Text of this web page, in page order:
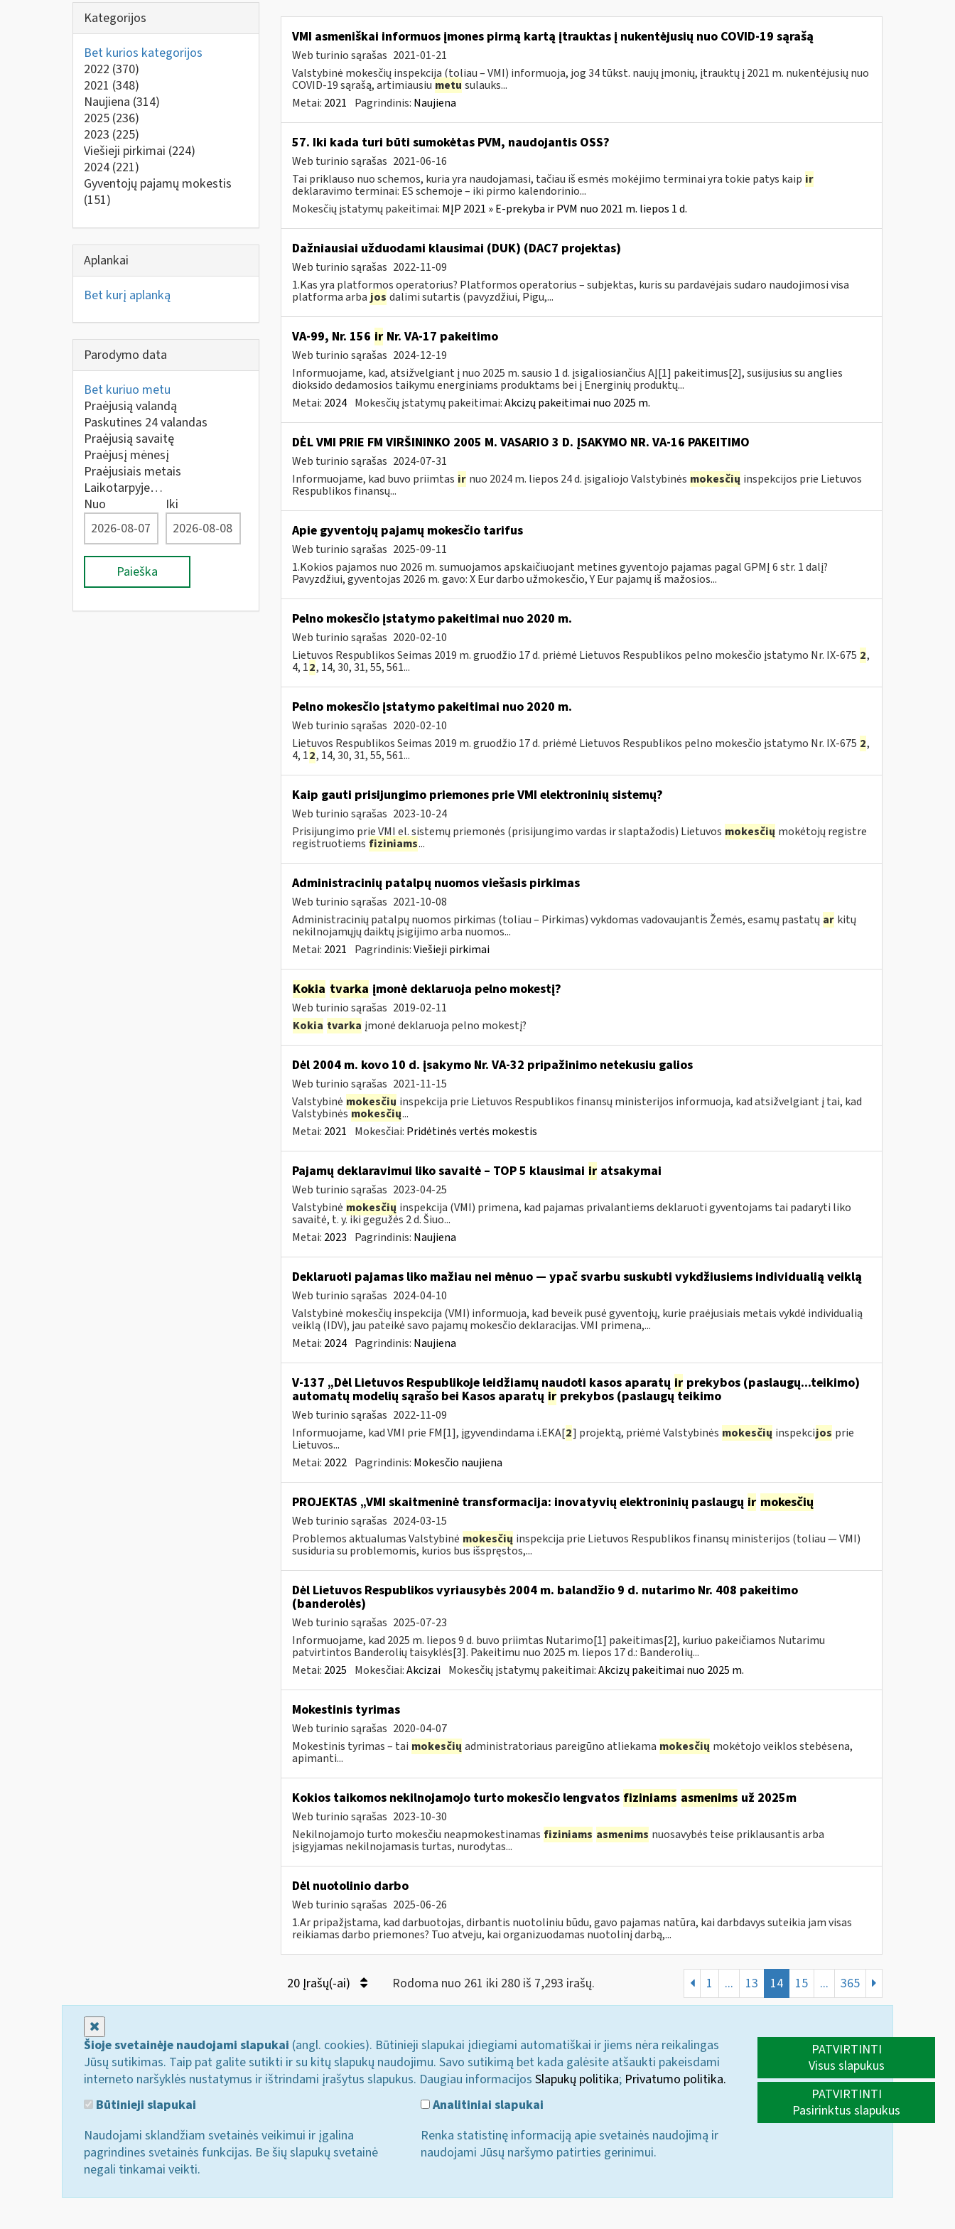
Kategorijos
Bet kurios kategorijos
2022 (370)
2021 (348)
Naujiena (314)
2025 (236)
2023 (225)
Viešieji pirkimai (224)
2024 (221)
Gyventojų pajamų mokestis
(151)
Aplankai
Bet kurį aplanką
Parodymo data
Bet kuriuo metu
Praėjusią valandą
Paskutines 24 valandas
Praėjusią savaitę
Praėjusį mėnesį
Praėjusiais metais
Laikotarpyje…
Nuo
Iki
Paieška
VMI asmeniškai informuos įmones pirmą kartą įtrauktas į nukentėjusių nuo COVID-19 sąrašą
Web turinio sąrašas 2021-01-21
Valstybinė mokesčių inspekcija (toliau – VMI) informuoja, jog 34 tūkst. naujų įmonių, įtrauktų į 2021 m. nukentėjusių nuo
COVID-19 sąrašą, artimiausiu metu sulauks...
Metai: 2021 Pagrindinis: Naujiena
57. Iki kada turi būti sumokėtas PVM, naudojantis OSS?
Web turinio sąrašas 2021-06-16
Tai priklauso nuo schemos, kuria yra naudojamasi, tačiau iš esmės mokėjimo terminai yra tokie patys kaip ir
deklaravimo terminai: ES schemoje – iki pirmo kalendorinio...
Mokesčių įstatymų pakeitimai: MĮP 2021 » E-prekyba ir PVM nuo 2021 m. liepos 1 d.
Dažniausiai užduodami klausimai (DUK) (DAC7 projektas)
Web turinio sąrašas 2022-11-09
1.Kas yra platformos operatorius? Platformos operatorius – subjektas, kuris su pardavėjais sudaro naudojimosi visa
platforma arba jos dalimi sutartis (pavyzdžiui, Pigu,...
VA-99, Nr. 156 irNr. VA-17 pakeitimo
Web turinio sąrašas 2024-12-19
Informuojame, kad, atsižvelgiant į nuo 2025 m. sausio 1 d. įsigaliosiančius AĮ[1] pakeitimus[2], susijusius su anglies
dioksido dedamosios taikymu energiniams produktams bei į Energinių produktų...
Metai: 2024 Mokesčių įstatymų pakeitimai:Akcizų pakeitimai nuo 2025 m.
DĖL VMI PRIE FM VIRŠININKO 2005 M. VASARIO 3 D. ĮSAKYMO NR. VA-16 PAKEITIMO
Web turinio sąrašas 2024-07-31
Informuojame, kad buvo priimtas ir nuo 2024 m. liepos 24 d. įsigaliojo Valstybinės mokesčių inspekcijos prie Lietuvos
Respublikos finansų...
Apie gyventojų pajamų mokesčio tarifus
Web turinio sąrašas 2025-09-11
1.Kokios pajamos nuo 2026 m. sumuojamos apskaičiuojant metines gyventojo pajamas pagal GPMĮ 6 str. 1 dalį?
Pavyzdžiui, gyventojas 2026 m. gavo: X Eur darbo užmokesčio, Y Eur pajamų iš mažosios...
Pelno mokesčio įstatymo pakeitimai nuo 2020 m.
Web turinio sąrašas 2020-02-10
Lietuvos Respublikos Seimas 2019 m. gruodžio 17 d. priėmė Lietuvos Respublikos pelno mokesčio įstatymo Nr. IX-675 2,
4, 12, 14, 30, 31, 55, 561...
Pelno mokesčio įstatymo pakeitimai nuo 2020 m.
Web turinio sąrašas 2020-02-10
Lietuvos Respublikos Seimas 2019 m. gruodžio 17 d. priėmė Lietuvos Respublikos pelno mokesčio įstatymo Nr. IX-675 2,
4, 12, 14, 30, 31, 55, 561...
Kaip gauti prisijungimo priemones prie VMI elektroninių sistemų?
Web turinio sąrašas 2023-10-24
Prisijungimo prie VMI el. sistemų priemonės (prisijungimo vardas ir slaptažodis) Lietuvos mokesčių mokėtojų registre
registruotiems fiziniams...
Administracinių patalpų nuomos viešasis pirkimas
Web turinio sąrašas 2021-10-08
Administracinių patalpų nuomos pirkimas (toliau – Pirkimas) vykdomas vadovaujantis Žemės, esamų pastatų ar kitų
nekilnojamųjų daiktų įsigijimo arba nuomos...
Metai: 2021 Pagrindinis:Viešieji pirkimai
Kokia tvarka įmonė deklaruoja pelno mokestį?
Web turinio sąrašas 2019-02-11
Kokia tvarka įmonė deklaruoja pelno mokestį?
Dėl 2004 m. kovo 10 d. įsakymo Nr. VA-32 pripažinimo netekusiu galios
Web turinio sąrašas 2021-11-15
Valstybinė mokesčių inspekcija prie Lietuvos Respublikos finansų ministerijos informuoja, kad atsižvelgiant į tai, kad
Valstybinėsmokesčių...
Metai: 2021 Mokesčiai: Pridėtinės vertės mokestis
Pajamų deklaravimui liko savaitė – TOP 5 klausimai iratsakymai
Web turinio sąrašas 2023-04-25
Valstybinė mokesčių inspekcija (VMI) primena, kad pajamas privalantiems deklaruoti gyventojams tai padaryti liko
savaitė, t. y. iki gegužės 2 d. Šiuo...
Metai: 2023 Pagrindinis: Naujiena
Deklaruoti pajamas liko mažiau nei mėnuo — ypač svarbu suskubti vykdžiusiems individualią veiklą
Web turinio sąrašas 2024-04-10
Valstybinė mokesčių inspekcija (VMI) informuoja, kad beveik pusė gyventojų, kurie praėjusiais metais vykdė individualią
veiklą (IDV), jau pateikė savo pajamų mokesčio deklaracijas. VMI primena,...
Metai: 2024 Pagrindinis: Naujiena
V-137 „Dėl Lietuvos Respublikoje leidžiamų naudoti kasos aparatų irprekybos (paslaugų...teikimo)
automatų modelių sąrašo bei Kasos aparatų irprekybos (paslaugų teikimo
Web turinio sąrašas 2022-11-09
Informuojame, kad VMI prie FM[1], įgyvendindama i.EKA[2] projektą, priėmė Valstybinės mokesčių inspekcijos prie
Lietuvos...
Metai: 2022 Pagrindinis: Mokesčio naujiena
PROJEKTAS „VMI skaitmeninė transformacija: inovatyvių elektroninių paslaugų ir mokesčių
Web turinio sąrašas 2024-03-15
Problemos aktualumas Valstybinė mokesčių inspekcija prie Lietuvos Respublikos finansų ministerijos (toliau ― VMI)
susiduria su problemomis, kurios bus išspręstos,...
Dėl Lietuvos Respublikos vyriausybės 2004 m. balandžio 9 d. nutarimo Nr. 408 pakeitimo
(banderolės)
Web turinio sąrašas 2025-07-23
Informuojame, kad 2025 m. liepos 9 d. buvo priimtas Nutarimo[1] pakeitimas[2], kuriuo pakeičiamos Nutarimu
patvirtintos Banderolių taisyklės[3]. Pakeitimu nuo 2025 m. liepos 17 d.: Banderolių...
Metai: 2025 Mokesčiai:Akcizai Mokesčių įstatymų pakeitimai:Akcizų pakeitimai nuo 2025 m.
Mokestinis tyrimas
Web turinio sąrašas 2020-04-07
Mokestinis tyrimas – tai mokesčių administratoriaus pareigūno atliekama mokesčių mokėtojo veiklos stebėsena,
apimanti...
Kokios taikomos nekilnojamojo turto mokesčio lengvatos fiziniams asmenims už 2025m
Web turinio sąrašas 2023-10-30
Nekilnojamojo turto mokesčiu neapmokestinamas fiziniams asmenims nuosavybės teise priklausantis arba
įsigyjamas nekilnojamasis turtas, nurodytas...
Dėl nuotolinio darbo
Web turinio sąrašas 2025-06-26
1.Ar pripažįstama, kad darbuotojas, dirbantis nuotoliniu būdu, gavo pajamas natūra, kai darbdavys suteikia jam visas
reikiamas darbo priemones? Tuo atveju, kai organizuodamas nuotolinį darbą,...
20 Įrašų(-ai) Rodoma nuo 261 iki 280 iš 7,293 irašų. 1 ... 13 14 15 ... 365
Šioje svetainėje naudojami slapukai (angl. cookies). Būtinieji slapukai įdiegiami automatiškai ir jiems nėra reikalingas
Jūsų sutikimas. Taip pat galite sutikti ir su kitų slapukų naudojimu. Savo sutikimą bet kada galėsite atšaukti pakeisdami
interneto naršyklės nustatymus ir ištrindami įrašytus slapukus. Daugiau informacijos Slapukų politika; Privatumo politika.
Būtinieji slapukai
Naudojami sklandžiam svetainės veikimui ir įgalina
pagrindines svetainės funkcijas. Be šių slapukų svetainė
negali tinkamai veikti.
Analitiniai slapukai
Renka statistinę informaciją apie svetainės naudojimą ir
naudojami Jūsų naršymo patirties gerinimui.
PATVIRTINTI
Visus slapukus
PATVIRTINTI
Pasirinktus slapukus